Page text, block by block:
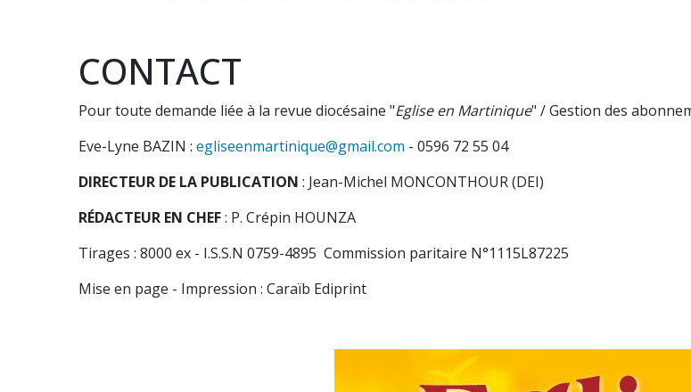
CONTACT
Pour toute demande liée à la revue diocésaine "Eglise en Martinique" / Gestion des
Eve-Lyne BAZIN : egliseenmartinique@gmail.com - 0596 72 55 04
DIRECTEUR DE LA PUBLICATION : Jean-Michel MONCONTHOUR (DEI)
RÉDACTEUR EN CHEF: P. Crépin HOUNZA
Tirages : 8000 ex - I.S.S.N 0759-4895 Commission paritaire N°1115L87225
Mise en page - Impression : Caraïb Ediprint